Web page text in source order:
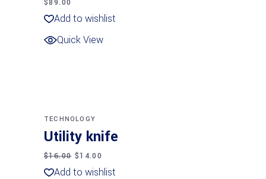
$89.00
Add to wishlist
Quick View
SALE
TECHNOLOGY
Utility knife
$16.00 $14.00
Add to wishlist